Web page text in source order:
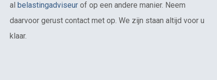
al belastingadviseur of op een andere manier. Neem
daarvoor gerust contact met op. We zijn staan altijd voor u
klaar.